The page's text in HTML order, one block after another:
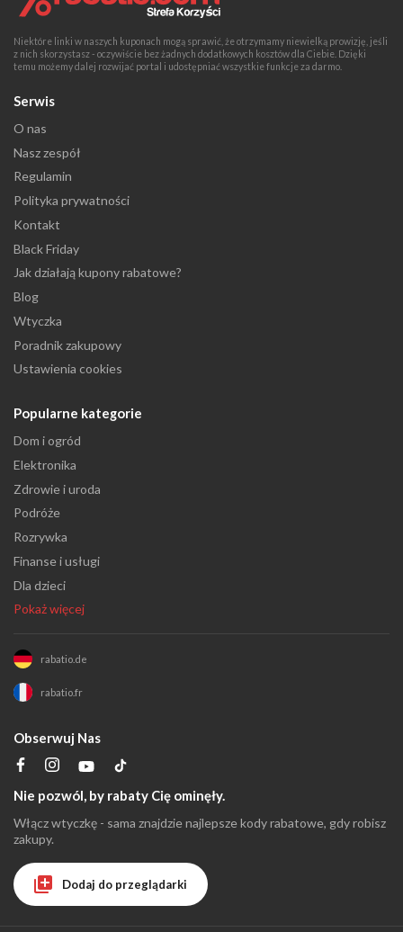
Niektóre linki w naszych kuponach mogą sprawić, że otrzymamy niewielką prowizję, jeśli
z nich skorzystasz - oczywiście bez żadnych dodatkowych kosztów dla Ciebie. Dzięki
temu możemy dalej rozwijać portal i udostępniać wszystkie funkcje za darmo.
Serwis
O nas
Nasz zespół
Regulamin
Polityka prywatności
Kontakt
Black Friday
Jak działają kupony rabatowe?
Blog
Wtyczka
Poradnik zakupowy
Ustawienia cookies
Popularne kategorie
Dom i ogród
Elektronika
Zdrowie i uroda
Podróże
Rozrywka
Finanse i usługi
Dla dzieci
Pokaż więcej
rabatio.de
rabatio.fr
Obserwuj Nas
Nie pozwól, by rabaty Cię ominęły.
Włącz wtyczkę - sama znajdzie najlepsze kody rabatowe, gdy robisz
zakupy.
Dodaj do przeglądarki